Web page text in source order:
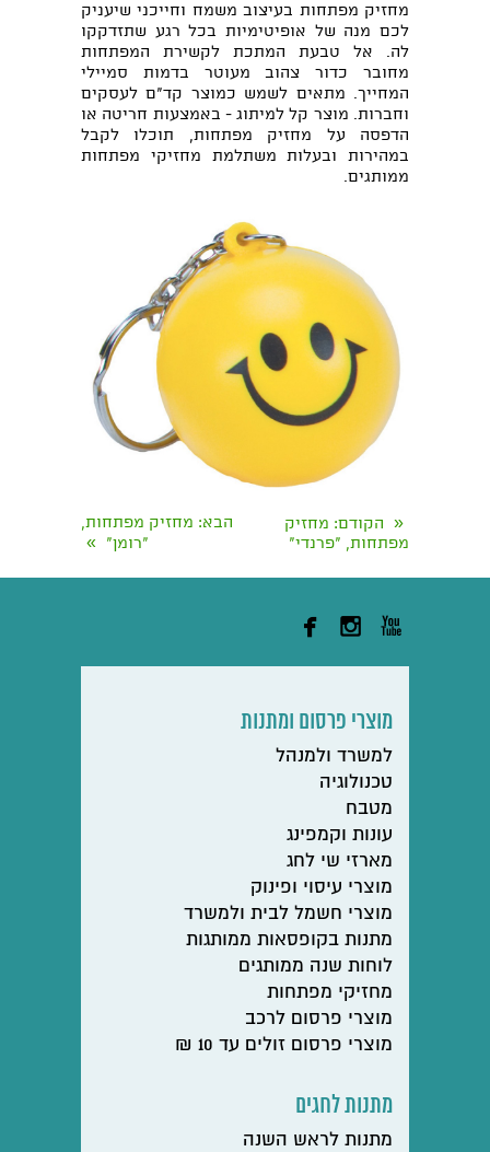
מחזיק מפתחות בעיצוב משמח וחייכני שיעניק
לכם מנה של אופיטימיות בכל רגע שתזדקקו
לה. אל טבעת המתכת לקשירת המפתחות
מחובר כדור צהוב מעוטר בדמות סמיילי
המחייך. מתאים לשמש כמוצר קד"ם לעסקים
וחברות. מוצר קל למיתוג - באמצעות חריטה או
הדפסה על מחזיק מפתחות, תוכלו לקבל
במהירות ובעלות משתלמת מחזיקי מפתחות
ממותגים.
« הקודם: מחזיק
מפתחות, "פרנדי"
הבא: מחזיק מפתחות,
"רומן" »
  
מוצרי פרסום ומתנות
למשרד ולמנהל
טכנולוגיה
מטבח
עונות וקמפינג
מארזי שי לחג
מוצרי עיסוי ופינוק
מוצרי חשמל לבית ולמשרד
מתנות בקופסאות ממותגות
לוחות שנה ממותגים
מחזיקי מפתחות
מוצרי פרסום לרכב
מוצרי פרסום זולים עד 10 ₪
מתנות לחגים
מתנות לראש השנה